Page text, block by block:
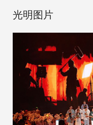
光明图片